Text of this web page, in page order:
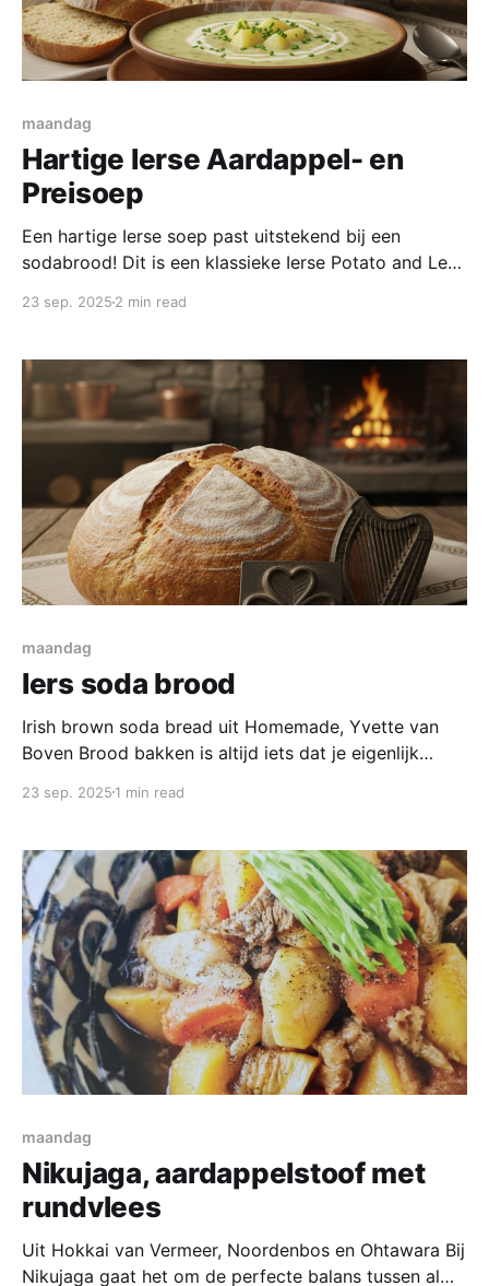
maandag
Hartige Ierse Aardappel- en
Preisoep
Een hartige Ierse soep past uitstekend bij een
sodabrood! Dit is een klassieke Ierse Potato and Leek
koude dagen maar komen! As camisas de futebol
dos torcedores. Os fas costumam comparar equipes,
competicoes e
23 sep. 2025 2 min read
maandag
Iers soda brood
Irish brown soda bread uit Homemade, Yvette van
Boven Brood bakken is altijd iets dat je eigenlijk
bedenken, het deeg maken kost wat tijd, maar vooral
maar moeilijk een half uurtje van
23 sep. 2025 1 min read
maandag
Nikujaga, aardappelstoof met
rundvlees
Uit Hokkai van Vermeer, Noordenbos en Ohtawara Bij
Nikujaga gaat het om de perfecte balans tussen al